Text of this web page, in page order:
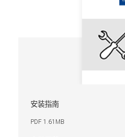
安装指南
PDF 1.61MB